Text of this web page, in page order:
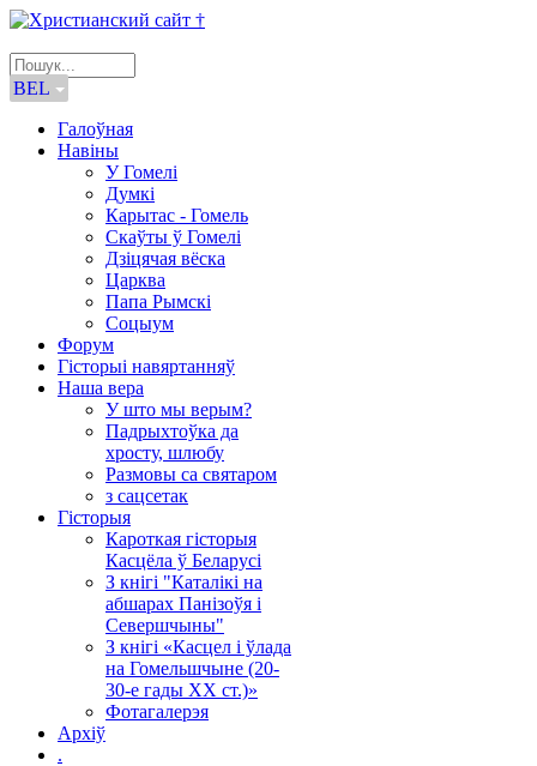
BEL
Галоўная
Навіны
У Гомелі
Думкі
Карытас - Гомель
Скаўты ў Гомелі
Дзіцячая вёска
Царква
Папа Рымскі
Соцыум
Форум
Гісторыі навяртанняў
Наша вера
У што мы верым?
Падрыхтоўка да
хросту, шлюбу
Размовы са святаром
з сацсетак
Гісторыя
Кароткая гісторыя
Касцёла ў Беларусі
З кнігі "Каталікі на
абшарах Панізоўя і
Севершчыны"
З кнігі «Касцел і ўлада
на Гомельшчыне (20-
30-е гады ХХ ст.)»
Фотагалерэя
Архіў
.